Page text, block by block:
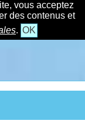
vous acceptez
des contenus et
. OK